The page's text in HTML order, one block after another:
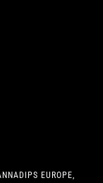
EUROPE,